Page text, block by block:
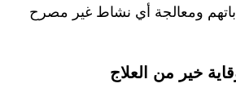
ومعالجة أي نشاط غير مصرح
خير من العلاج